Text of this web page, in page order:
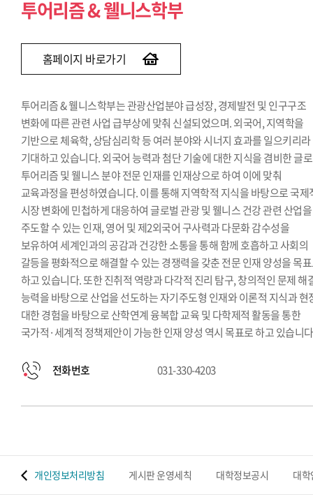
투어리즘 & 웰니스학부
홈페이지 바로가기
투어리즘 & 웰니스학부는 관광산업분야 급성장, 경제발전 및 인구구조
변화에 따른 관련 사업 급부상에 맞춰 신설되었으며. 외국어, 지역학을
기반으로 체육학, 상담심리학 등 여러 분야와 시너지 효과를 일으키리라
기대하고 있습니다. 외국어 능력과 첨단 기술에 대한 지식을 겸비한 글
투어리즘 및 웰니스 분야 전문 인재를 인재상으로 하여 이에 맞춰
교육과정을 편성하였습니다. 이를 통해 지역학적 지식을 바탕으로 국제
시장 변화에 민첩하게 대응하여 글로벌 관광 및 웰니스 건강 관련 산업을
주도할 수 있는 인재, 영어 및 제2외국어 구사력과 다문화 감수성을
보유하여 세계인과의 공감과 건강한 소통을 통해 함께 호흡하고 사회의
갈등을 평화적으로 해결할 수 있는 경쟁력을 갖춘 전문 인재 양성을 목
하고 있습니다. 또한 진취적 역량과 다각적 진리 탐구, 창의적인 문제 해
능력을 바탕으로 산업을 선도하는 자기주도형 인재와 이론적 지식과 현
대한 경험을 바탕으로 산학연계 융복합 교육 및 다학제적 활동을 통한
국가적·세계적 정책제안이 가능한 인재 양성 역시 목표로 하고 있습니
전화번호 031-330-4203
개인정보처리방침 게시판 운영세칙 대학정보공시 대